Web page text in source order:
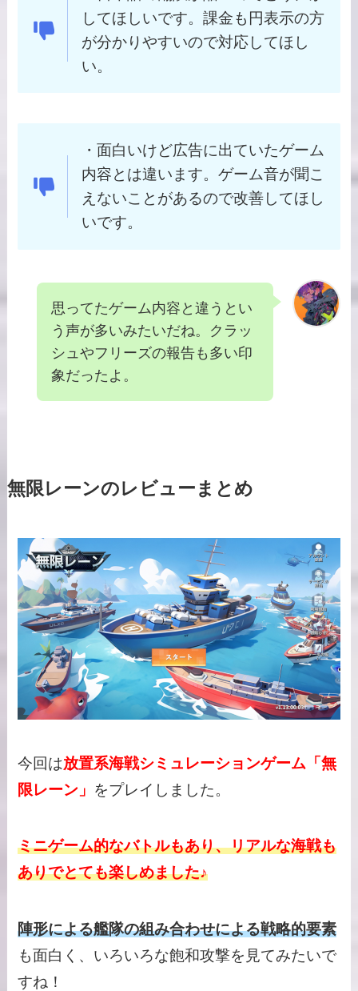
してほしいです。課金も円表示の方
が分かりやすいので対応してほし
い。
・面白いけど広告に出ていたゲーム
内容とは違います。ゲーム音が聞こ
えないことがあるので改善してほし
いです。
思ってたゲーム内容と違うとい
う声が多いみたいだね。クラッ
シュやフリーズの報告も多い印
象だったよ。
無限レーンのレビューまとめ
今回は放置系海戦シミュレーションゲーム「無
限レーン」 をプレイしました。
ミニゲーム的なバトルもあり、リアルな海戦も
ありでとても楽しめました♪
陣形による艦隊の組み合わせによる戦略的要素
も面白く、いろいろな飽和攻撃を見てみたいで
すね！